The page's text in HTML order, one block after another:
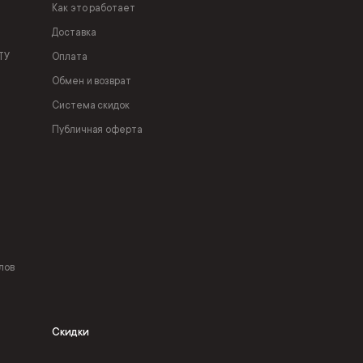
Как это работает
Доставка
Оплата
Обмен и возврат
Система скидок
Публичная оферта
Скидки